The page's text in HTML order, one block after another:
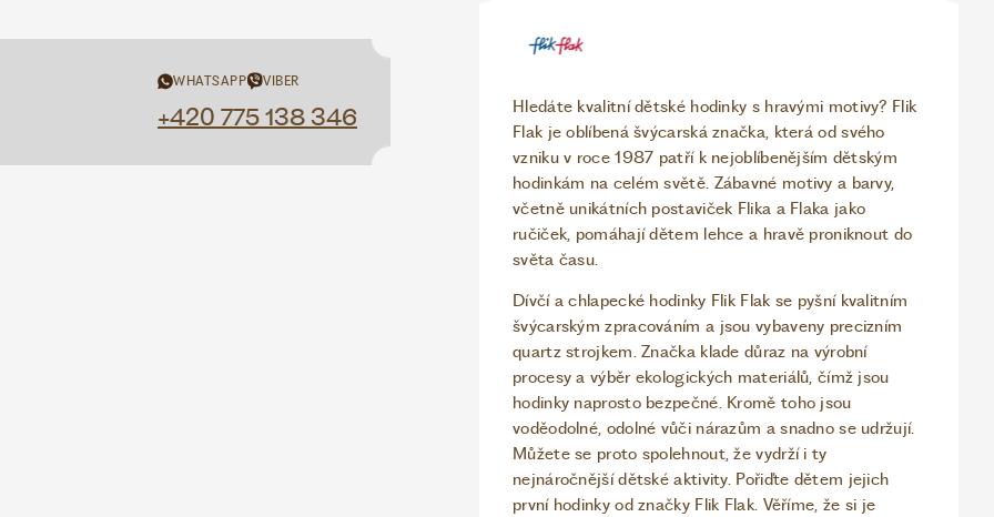
WHATSAPP VIBER
+420 775 138 346
Hledáte kvalitní dětské hodinky s hravými motivy? Flik
Flak je oblíbená švýcarská značka, která od svého
vzniku v roce 1987 patří k nejoblíbenějším dětským
hodinkám na celém světě. Zábavné motivy a barvy,
včetně unikátních postaviček Flika a Flaka jako
ručiček, pomáhají dětem lehce a hravě proniknout do
světa času.
Dívčí a chlapecké hodinky Flik Flak se pyšní kvalitním
švýcarským zpracováním a jsou vybaveny precizním
quartz strojkem. Značka klade důraz na výrobní
procesy a výběr ekologických materiálů, čímž jsou
hodinky naprosto bezpečné. Kromě toho jsou
voděodolné, odolné vůči nárazům a snadno se udržují.
Můžete se proto spolehnout, že vydrží i ty
nejnáročnější dětské aktivity. Pořiďte dětem jejich
první hodinky od značky Flik Flak. Věříme, že si je